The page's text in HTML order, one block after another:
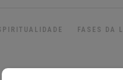
FASES DA